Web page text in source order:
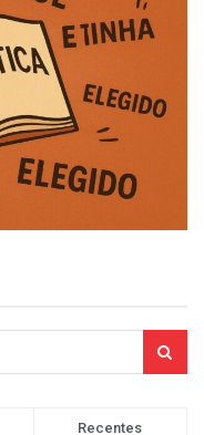
Recentes